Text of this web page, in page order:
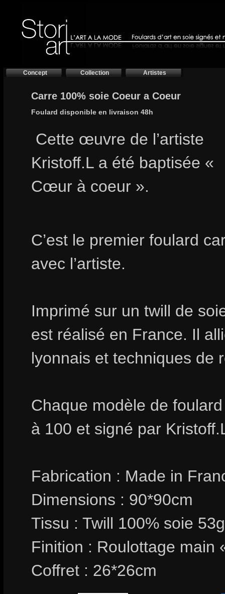
Concept Collection Artistes
Carre 100% soie Coeur a Coeur
Foulard disponible en livraison 48h
Cette œuvre de l’artiste
Kristoff.L a été baptisée «
Cœur à coeur ».
C’est le premier foulard
avec l’artiste.
Imprimé sur un twill de
est réalisé en France. Il
lyonnais et techniques de
Chaque modèle de
à 100 et signé par
Fabrication : Made in
Dimensions : 90*90cm
Tissu : Twill 100% soie
Finition : Roulottage main
Coffret : 26*26cm